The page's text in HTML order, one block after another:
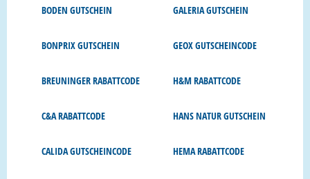
BODEN GUTSCHEIN
BONPRIX GUTSCHEIN
BREUNINGER RABATTCODE
C&A RABATTCODE
CALIDA GUTSCHEINCODE
GALERIA GUTSCHEIN
GEOX GUTSCHEINCODE
H&M RABATTCODE
HANS NATUR GUTSCHEIN
HEMA RABATTCODE